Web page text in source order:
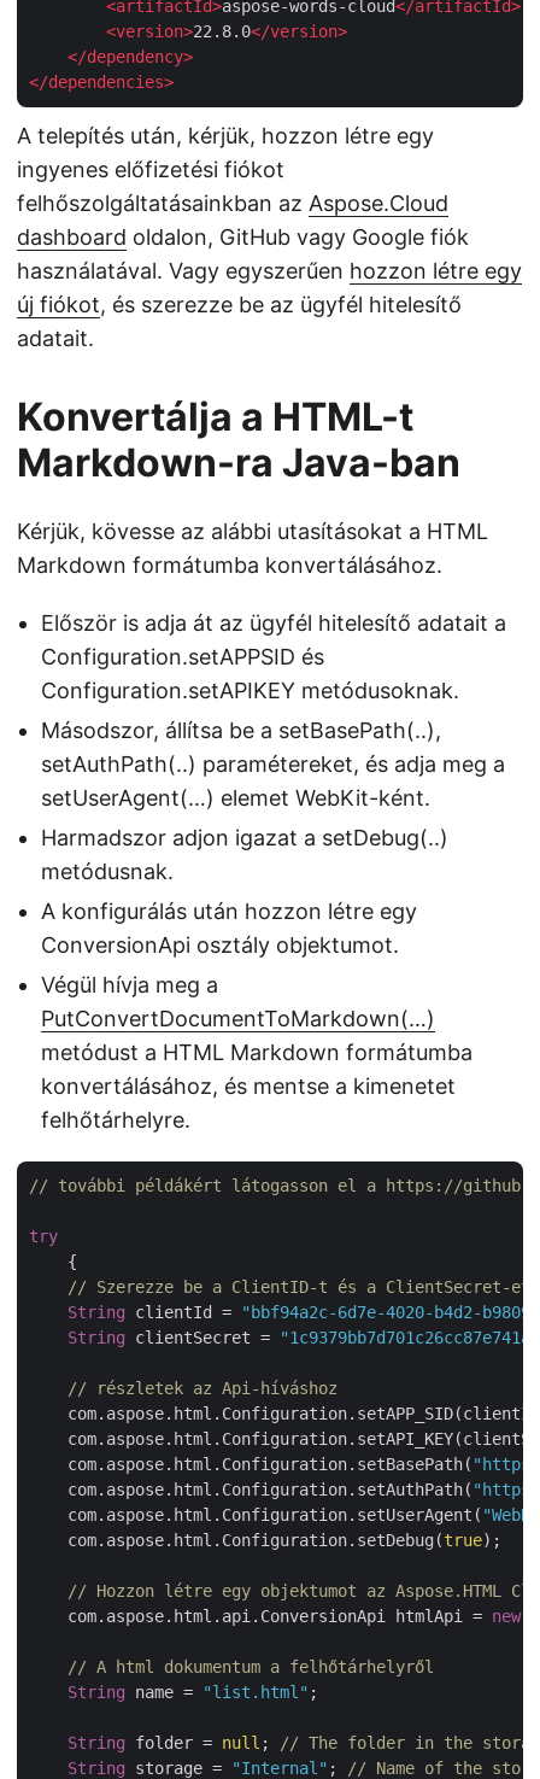
<artifactId>aspose-words-cloud</artifactId>
<version>22.8.0</version>
</dependency>
</dependencies>
A telepítés után, kérjük, hozzon létre egy
ingyenes előfizetési fiókot
felhőszolgáltatásainkban az Aspose.Cloud
dashboard oldalon, GitHub vagy Google fiók
használatával. Vagy egyszerűen hozzon létre egy
új fiókot, és szerezze be az ügyfél hitelesítő
adatait.
Konvertálja a HTML-t
Markdown-ra Java-ban
Kérjük, kövesse az alábbi utasításokat a HTML
Markdown formátumba konvertálásához.
Először is adja át az ügyfél hitelesítő adatait a
Configuration.setAPPSID és
Configuration.setAPIKEY metódusoknak.
Másodszor, állítsa be a setBasePath(..),
setAuthPath(..) paramétereket, és adja meg a
setUserAgent(…) elemet WebKit-ként.
Harmadszor adjon igazat a setDebug(..)
metódusnak.
A konfigurálás után hozzon létre egy
ConversionApi osztály objektumot.
Végül hívja meg a
PutConvertDocumentToMarkdown(…)
metódust a HTML Markdown formátumba
konvertálásához, és mentse a kimenetet
felhőtárhelyre.
// további példákért látogasson el a https://
try
    {
// Szerezze be a ClientID-t és a ClientSecret-et
String clientId =
"bbf94a2c-6d7e-4020-b4d2-
String clientSecret =
// részletek az Api-híváshoz
    com.aspose.html.Configuration.setBasePath(
    com.aspose.html.Configuration.setAuthPath(
    com.aspose.html.Configuration.setUserAgent(
    com.aspose.html.Configuration.setDebug(
true);
// Hozzon létre egy objektumot az Aspose.HTML
    com.aspose.html.api.ConversionApi htmlApi =
new
// A html dokumentum a felhőtárhelyről
String name = "list.html" ;
String folder = null ;
// The folder in the
String storage = "Internal" ; // Name of the